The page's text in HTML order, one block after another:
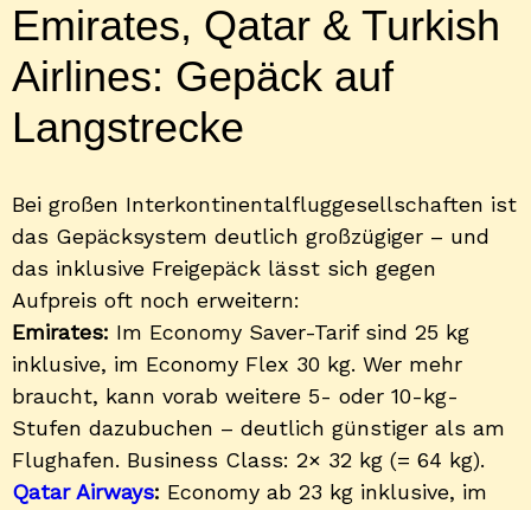
Emirates, Qatar & Turkish
Airlines: Gepäck auf
Langstrecke
Bei großen Interkontinentalfluggesellschaften ist
das Gepäcksystem deutlich großzügiger – und
das inklusive Freigepäck lässt sich gegen
Aufpreis oft noch erweitern:
Emirates: Im Economy Saver-Tarif sind 25 kg
inklusive, im Economy Flex 30 kg. Wer mehr
braucht, kann vorab weitere 5- oder 10-kg-
Stufen dazubuchen – deutlich günstiger als am
Flughafen. Business Class: 2× 32 kg (= 64 kg).
Qatar Airways: Economy ab 23 kg inklusive, im